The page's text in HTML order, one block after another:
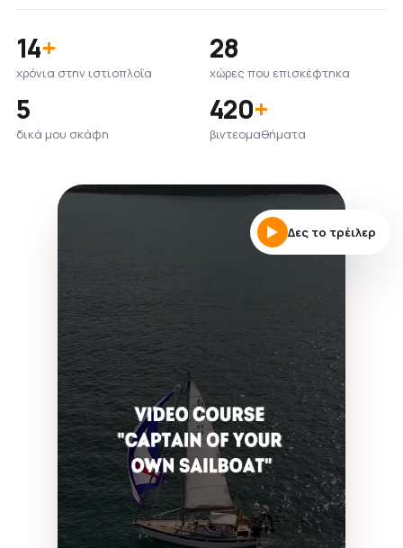
14+
χρόνια στην ιστιοπλοΐα
28
χώρες που επισκέφτηκα
5
δικά μου σκάφη
420+
βιντεομαθήματα
Δες το τρέιλερ